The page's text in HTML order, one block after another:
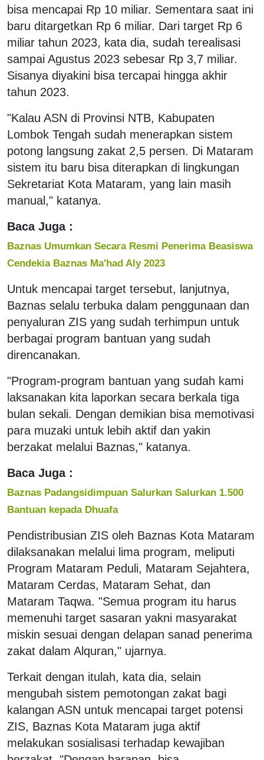
bisa mencapai Rp 10 miliar. Sementara saat ini
baru ditargetkan Rp 6 miliar. Dari target Rp 6
miliar tahun 2023, kata dia, sudah terealisasi
sampai Agustus 2023 sebesar Rp 3,7 miliar.
Sisanya diyakini bisa tercapai hingga akhir
tahun 2023.
"Kalau ASN di Provinsi NTB, Kabupaten
Lombok Tengah sudah menerapkan sistem
potong langsung zakat 2,5 persen. Di Mataram
sistem itu baru bisa diterapkan di lingkungan
Sekretariat Kota Mataram, yang lain masih
manual," katanya.
Baca Juga :
Baznas Umumkan Secara Resmi Penerima Beasiswa
Cendekia Baznas Ma'had Aly 2023
Untuk mencapai target tersebut, lanjutnya,
Baznas selalu terbuka dalam penggunaan dan
penyaluran ZIS yang sudah terhimpun untuk
berbagai program bantuan yang sudah
direncanakan.
"Program-program bantuan yang sudah kami
laksanakan kita laporkan secara berkala tiga
bulan sekali. Dengan demikian bisa memotivasi
para muzaki untuk lebih aktif dan yakin
berzakat melalui Baznas," katanya.
Baca Juga :
Baznas Padangsidimpuan Salurkan Salurkan 1.500
Bantuan kepada Dhuafa
Pendistribusian ZIS oleh Baznas Kota Mataram
dilaksanakan melalui lima program, meliputi
Program Mataram Peduli, Mataram Sejahtera,
Mataram Cerdas, Mataram Sehat, dan
Mataram Taqwa. "Semua program itu harus
memenuhi target sasaran yakni masyarakat
miskin sesuai dengan delapan sanad penerima
zakat dalam Alquran," ujarnya.
Terkait dengan itulah, kata dia, selain
mengubah sistem pemotongan zakat bagi
kalangan ASN untuk mencapai target potensi
ZIS, Baznas Kota Mataram juga aktif
melakukan sosialisasi terhadap kewajiban